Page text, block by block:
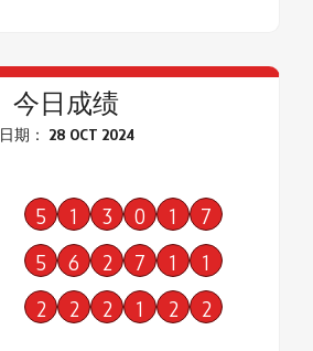
今日成绩
日期： 28 OCT 2024
5 1 3 0 1 7
5 6 2 7 1 1
2 2 2 1 2 2